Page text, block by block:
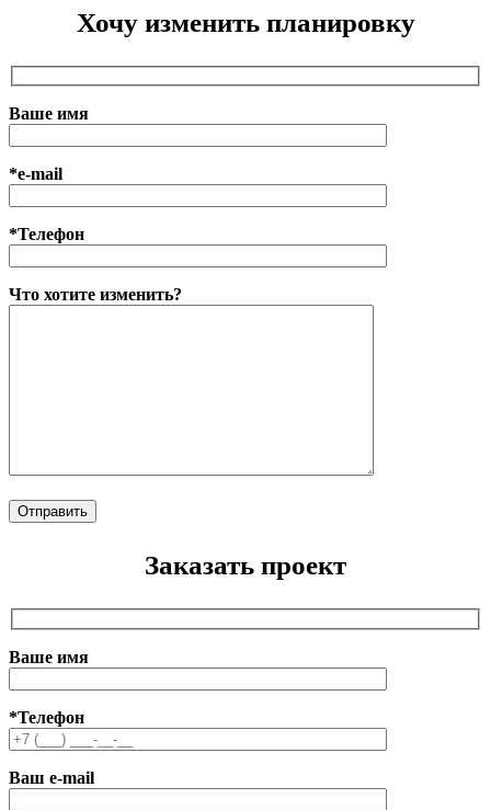
Хочу изменить планировку
Ваше имя
*e-mail
*Телефон
Что хотите изменить?
Заказать проект
Ваше имя
*Телефон
Ваш e-mail